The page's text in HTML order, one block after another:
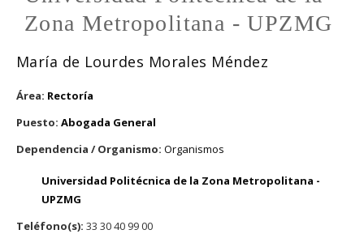
Zona Metropolitana - UPZMG
María de Lourdes Morales Méndez
Área: Rectoría
Puesto: Abogada General
Dependencia / Organismo: Organismos
Universidad Politécnica de la Zona Metropolitana -
UPZMG
Teléfono(s): 33 30 40 99 00